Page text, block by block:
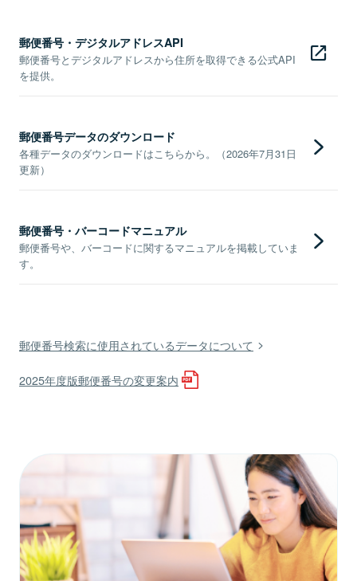
郵便番号・デジタルアドレスAPI
郵便番号とデジタルアドレスから住所を取得できる公式API
を提供。
郵便番号データのダウンロード
各種データのダウンロードはこちらから。（2026年7月31日
更新）
郵便番号・バーコードマニュアル
郵便番号や、バーコードに関するマニュアルを掲載していま
す。
郵便番号検索に使用されているデータについて
2025年度版郵便番号の変更案内